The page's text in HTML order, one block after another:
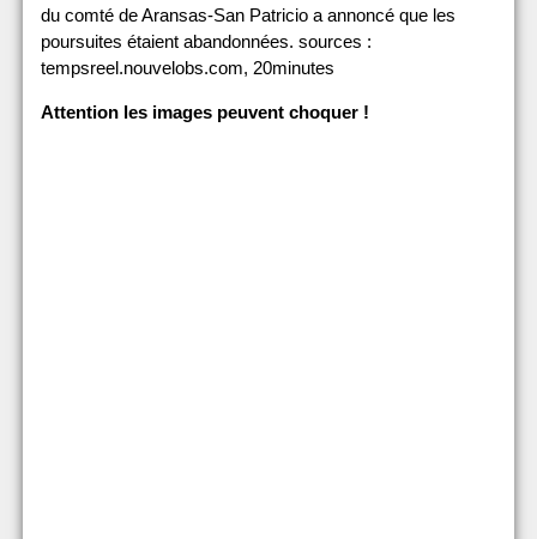
du comté de Aransas-San Patricio a annoncé que les
poursuites étaient abandonnées. sources :
tempsreel.nouvelobs.com, 20minutes
Attention les images peuvent choquer !